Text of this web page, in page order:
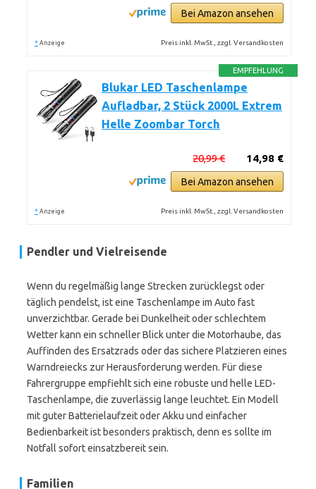
Bei Amazon ansehen
* Anzeige Preis inkl. MwSt., zzgl. Versandkosten
EMPFEHLUNG
Blukar LED Taschenlampe
Aufladbar, 2 Stück 2000L Extrem
Helle Zoombar Torch
14,98 €
20,99 €
Bei Amazon ansehen
* Anzeige Preis inkl. MwSt., zzgl. Versandkosten
Pendler und Vielreisende
Wenn du regelmäßig lange Strecken zurücklegst oder
täglich pendelst, ist eine Taschenlampe im Auto fast
unverzichtbar. Gerade bei Dunkelheit oder schlechtem
Wetter kann ein schneller Blick unter die Motorhaube, das
Auffinden des Ersatzrads oder das sichere Platzieren eines
Warndreiecks zur Herausforderung werden. Für diese
Fahrergruppe empfiehlt sich eine robuste und helle LED-
Taschenlampe, die zuverlässig lange leuchtet. Ein Modell
mit guter Batterielaufzeit oder Akku und einfacher
Bedienbarkeit ist besonders praktisch, denn es sollte im
Notfall sofort einsatzbereit sein.
Familien